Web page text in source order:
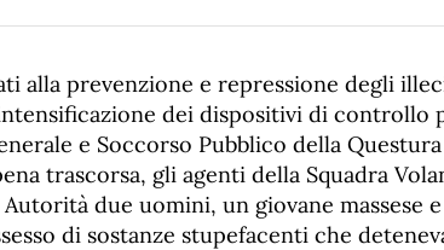
alla prevenzione e repressione degli
dei dispositivi di controllo
e Soccorso Pubblico della
trascorsa, gli agenti della Squadra
due uomini, un giovane massese
di sostanze stupefacenti che